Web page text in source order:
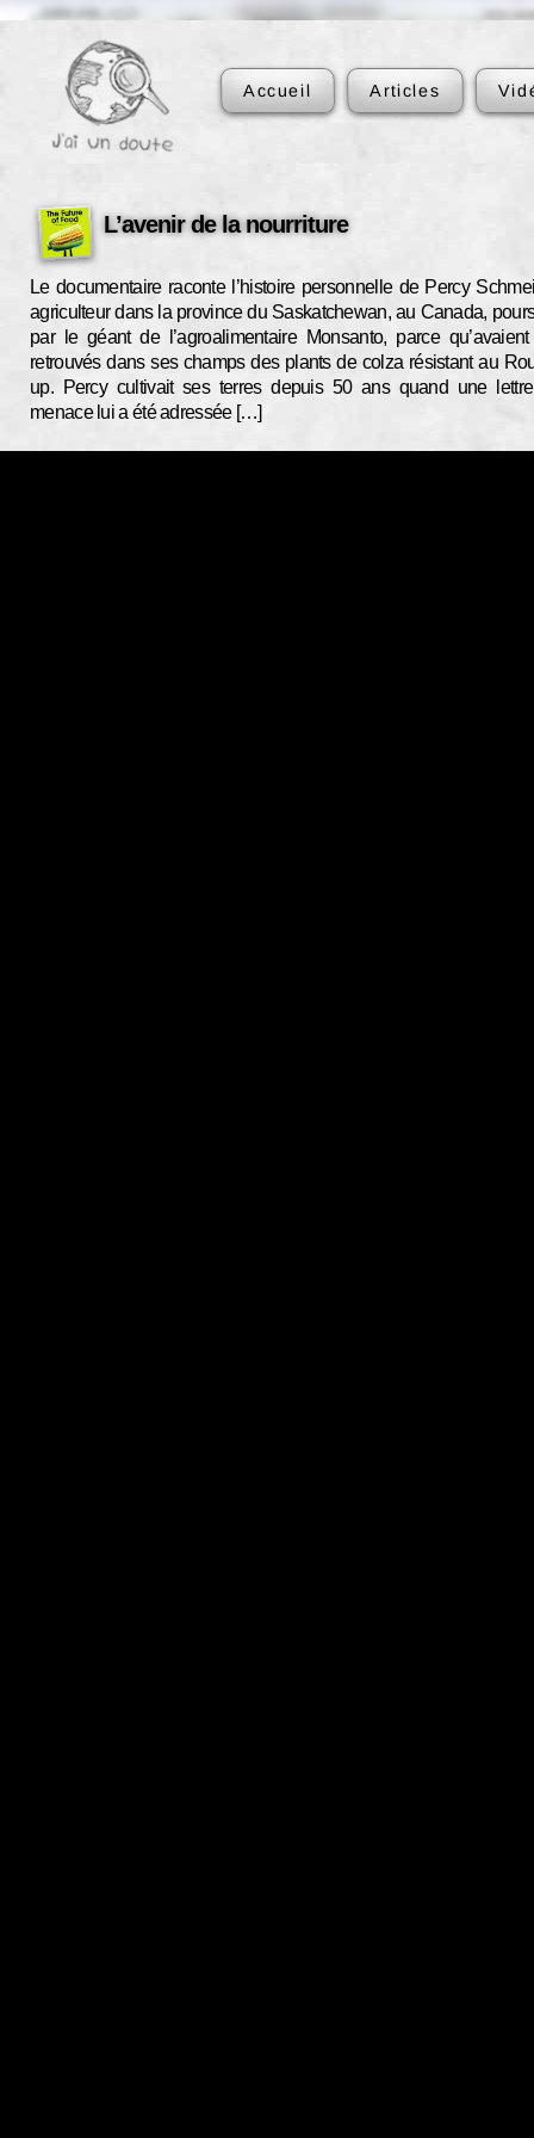
Accueil Articles
L’avenir de la nourriture
Le documentaire raconte l’histoire personnelle de Percy
agriculteur dans la province du Saskatchewan, au Canada,
par le géant de l’agroalimentaire Monsanto, parce
retrouvés dans ses champs des plants de colza résistant au
up. Percy cultivait ses terres depuis 50 ans quand une
menace lui a été adressée […]